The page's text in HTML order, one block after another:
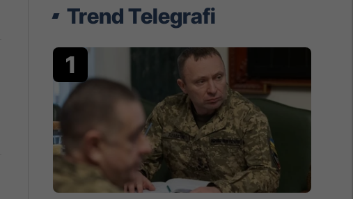
Trend Telegrafi